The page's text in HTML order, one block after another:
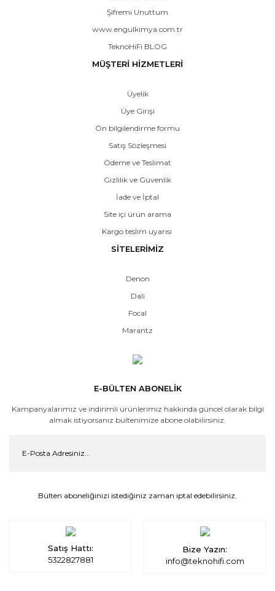
Şifremi Unuttum
www.engulkimya.com.tr
TeknoHiFi BLOG
MÜŞTERİ HİZMETLERİ
Üyelik
Üye Girişi
Ön bilgilendirme formu
Satış Sözleşmesi
Ödeme ve Teslimat
Gizlilik ve Güvenlik
İade ve İptal
Site içi ürün arama
Kargo teslim uyarısı
SİTELERİMİZ
Denon
Dali
Focal
Marantz
E-BÜLTEN ABONELİK
Kampanyalarımız ve indirimli ürünlerimiz hakkında güncel olarak bilgi
almak istiyorsanız bültenimize abone olabilirsiniz.
Bülten aboneliğinizi istediğiniz zaman iptal edebilirsiniz.
Satış Hattı:
5322827881
Bize Yazın:
info@teknohifi.com